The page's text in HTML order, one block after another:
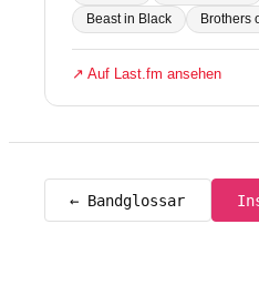
Beast in Black
Brothers
↗ Auf Last.fm ansehen
← Bandglossar